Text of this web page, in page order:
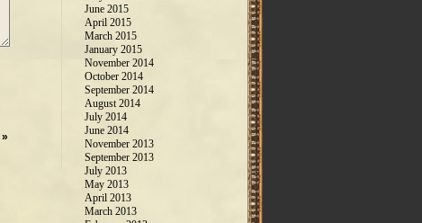
»
June 2015
April 2015
March 2015
January 2015
November 2014
October 2014
September 2014
August 2014
July 2014
June 2014
November 2013
September 2013
July 2013
May 2013
April 2013
March 2013